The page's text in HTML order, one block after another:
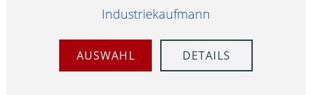
Industriekaufmann
AUSWAHL DETAILS